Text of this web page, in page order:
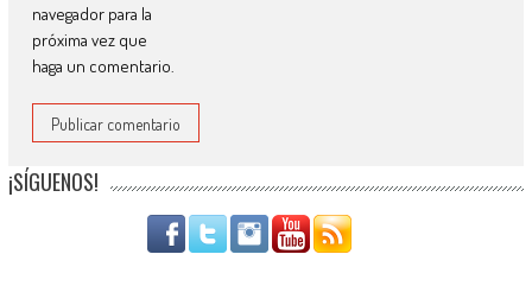
navegador para la
próxima vez que
haga un comentario.
¡SÍGUENOS!